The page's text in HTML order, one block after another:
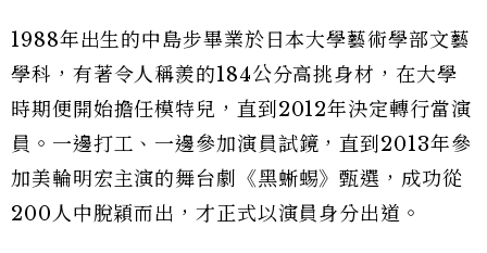
1988年出生的中島步畢業於日本大學藝術學部文藝
學科，有著令人稱羨的184公分高挑身材，在大學
時期便開始擔任模特兒，直到2012年決定轉行當演
員。一邊打工、一邊參加演員試鏡，直到2013年參
加美輪明宏主演的舞台劇《黑蜥蜴》甄選，成功從
200人中脫穎而出，才正式以演員身分出道。